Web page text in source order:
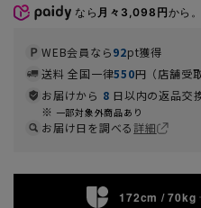
なら 月々3,098円から
WEB会員なら92pt獲得
送料 全国一律550円（店舗受
お届けから 8 日以内の返品交
一部対象外商品あり
お届け日を調べる詳細
172cm / 70kg